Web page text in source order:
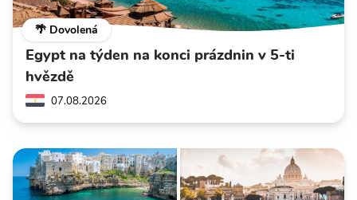
🌴 Dovolená
Egypt na týden na konci prázdnin v 5-ti
hvězdě
07.08.2026